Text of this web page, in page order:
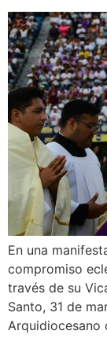
En una
compromiso
través de su
Santo, 31 de
Arquidiocesano